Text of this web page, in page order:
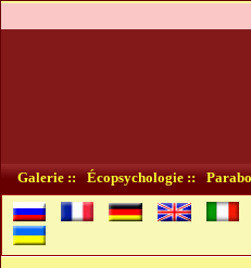
Galerie :: Écopsychologie ::